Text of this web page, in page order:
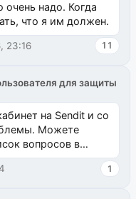
очень надо. Когда
что я им должен.
23:16 11
для защиты
на Sendit и со
Можете
вопросов в
пока пуст, и,...
1